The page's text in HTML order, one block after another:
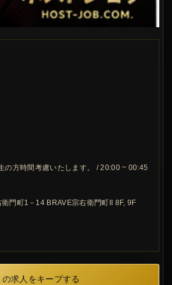
の方時間考慮いたします。 / 20:00 ~ 00:45
門町1－14 BRAVE宗右衛門町II 8F, 9F
の求人をキープする